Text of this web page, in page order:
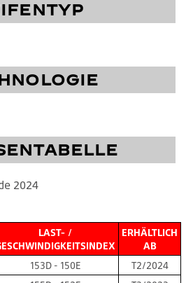
2024
LAST- /
ERHÄLTLICH
AB
153D - 150E
T2/2024